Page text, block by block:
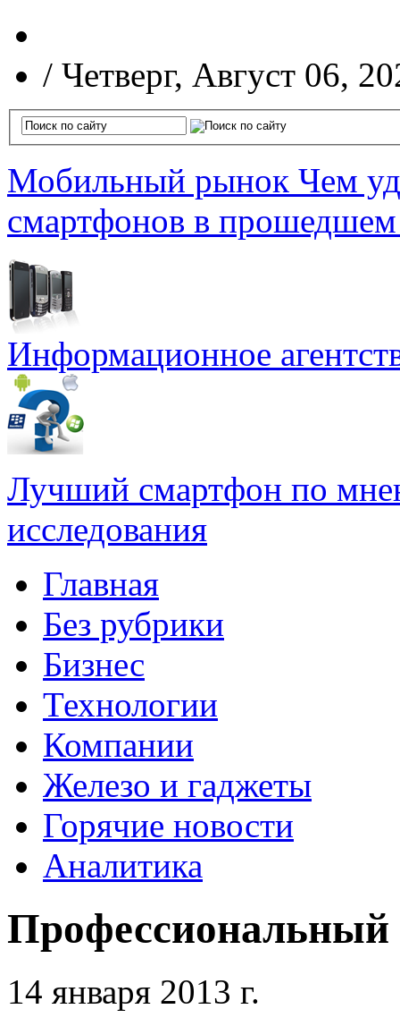
/ Четверг, Август 06,
Мобильный рынок Чем
смартфонов в прошедшем
Информационное
Лучший смартфон по
исследования
Главная
Без рубрики
Бизнес
Технологии
Компании
Железо и гаджеты
Горячие новости
Аналитика
Профессиональный
14 января 2013 г.